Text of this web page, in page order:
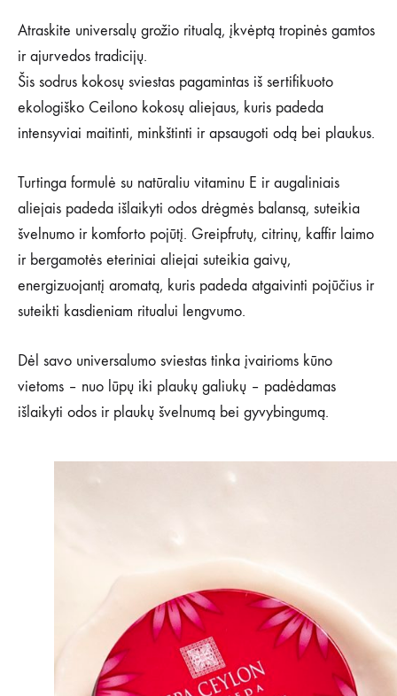
Atraskite universalų grožio ritualą, įkvėptą tropinės gamtos
ir ajurvedos tradicijų.
Šis sodrus kokosų sviestas pagamintas iš sertifikuoto
ekologiško Ceilono kokosų aliejaus, kuris padeda
intensyviai maitinti, minkštinti ir apsaugoti odą bei plaukus.
Turtinga formulė su natūraliu vitaminu E ir augaliniais
aliejais padeda išlaikyti odos drėgmės balansą, suteikia
švelnumo ir komforto pojūtį. Greipfrutų, citrinų, kaffir laimo
ir bergamotės eteriniai aliejai suteikia gaivų,
energizuojantį aromatą, kuris padeda atgaivinti pojūčius ir
suteikti kasdieniam ritualui lengvumo.
Dėl savo universalumo sviestas tinka įvairioms kūno
vietoms – nuo lūpų iki plaukų galiukų – padėdamas
išlaikyti odos ir plaukų švelnumą bei gyvybingumą.